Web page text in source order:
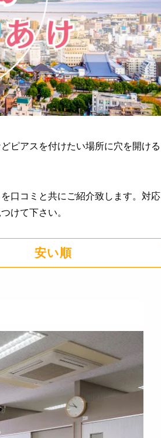
ピアスを付けたい場所に穴を開ける
口コミと共にご紹介致します。対応
けて下さい。
安い順